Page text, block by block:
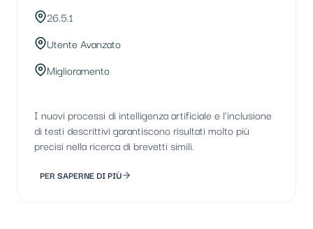
26.5.1
Utente Avanzato
Miglioramento
I nuovi processi di intelligenza artificiale e l'inclusione
di testi descrittivi garantiscono risultati molto più
precisi nella ricerca di brevetti simili.
PER SAPERNE DI PIÙ